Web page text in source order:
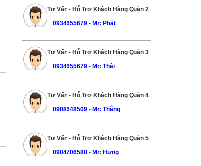
Tư Vấn - Hỗ Trợ Khách Hàng Quận 2
0934655679 - Mr: Phát
Tư Vấn - Hỗ Trợ Khách Hàng Quận 3
0934655679 - Mr: Thái
Tư Vấn - Hỗ Trợ Khách Hàng Quận 4
0908648509 - Mr: Thắng
Tư Vấn - Hỗ Trợ Khách Hàng Quận 5
0904706588 - Mr: Hưng